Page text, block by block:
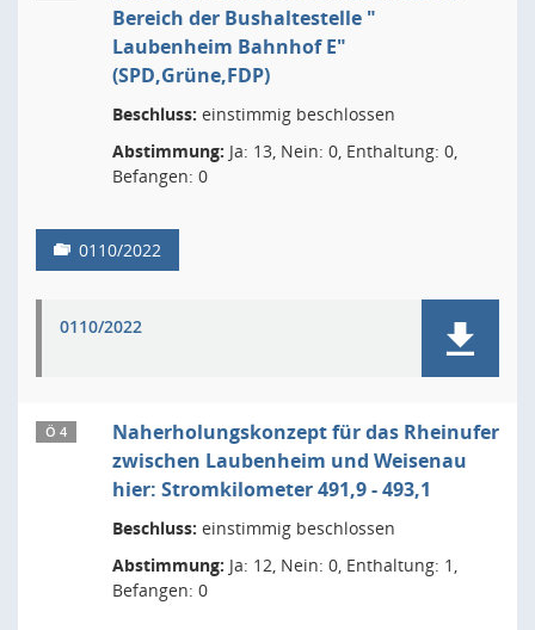
Bereich der Bushaltestelle "
Laubenheim Bahnhof E"
(SPD,Grüne,FDP)
Beschluss: einstimmig beschlossen
Abstimmung: Ja: 13, Nein: 0, Enthaltung: 0,
Befangen: 0
0110/2022
0110/2022
Ö 4
Naherholungskonzept für das Rheinufer
zwischen Laubenheim und Weisenau
hier: Stromkilometer 491,9 - 493,1
Beschluss: einstimmig beschlossen
Abstimmung: Ja: 12, Nein: 0, Enthaltung: 1,
Befangen: 0